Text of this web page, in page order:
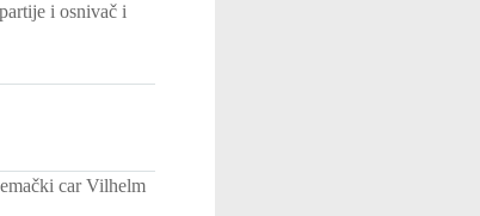
i osnivač i
car Vilhelm